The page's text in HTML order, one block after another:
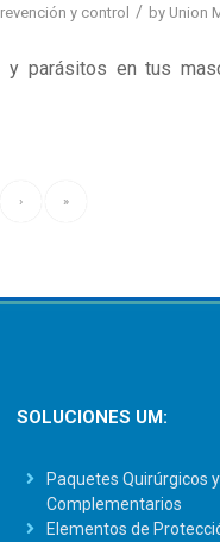
y control / by Union
y parásitos en tus
› »
SOLUCIONES UM:
Paquetes Quirúrgicos y
Complementarios
Elementos de